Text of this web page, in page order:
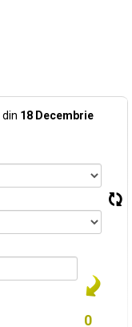
din 18 Decembrie